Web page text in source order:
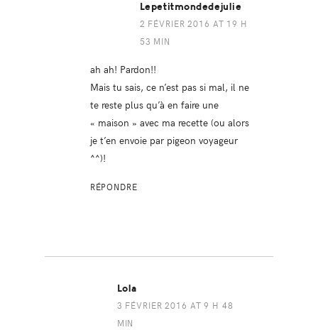
Lepetitmondedejulie
2 FÉVRIER 2016 AT 19 H
53 MIN
ah ah! Pardon!!
Mais tu sais, ce n’est pas si mal, il ne
te reste plus qu’à en faire une
« maison » avec ma recette (ou alors
je t’en envoie par pigeon voyageur
^^)!
RÉPONDRE
Lola
3 FÉVRIER 2016 AT 9 H 48
MIN